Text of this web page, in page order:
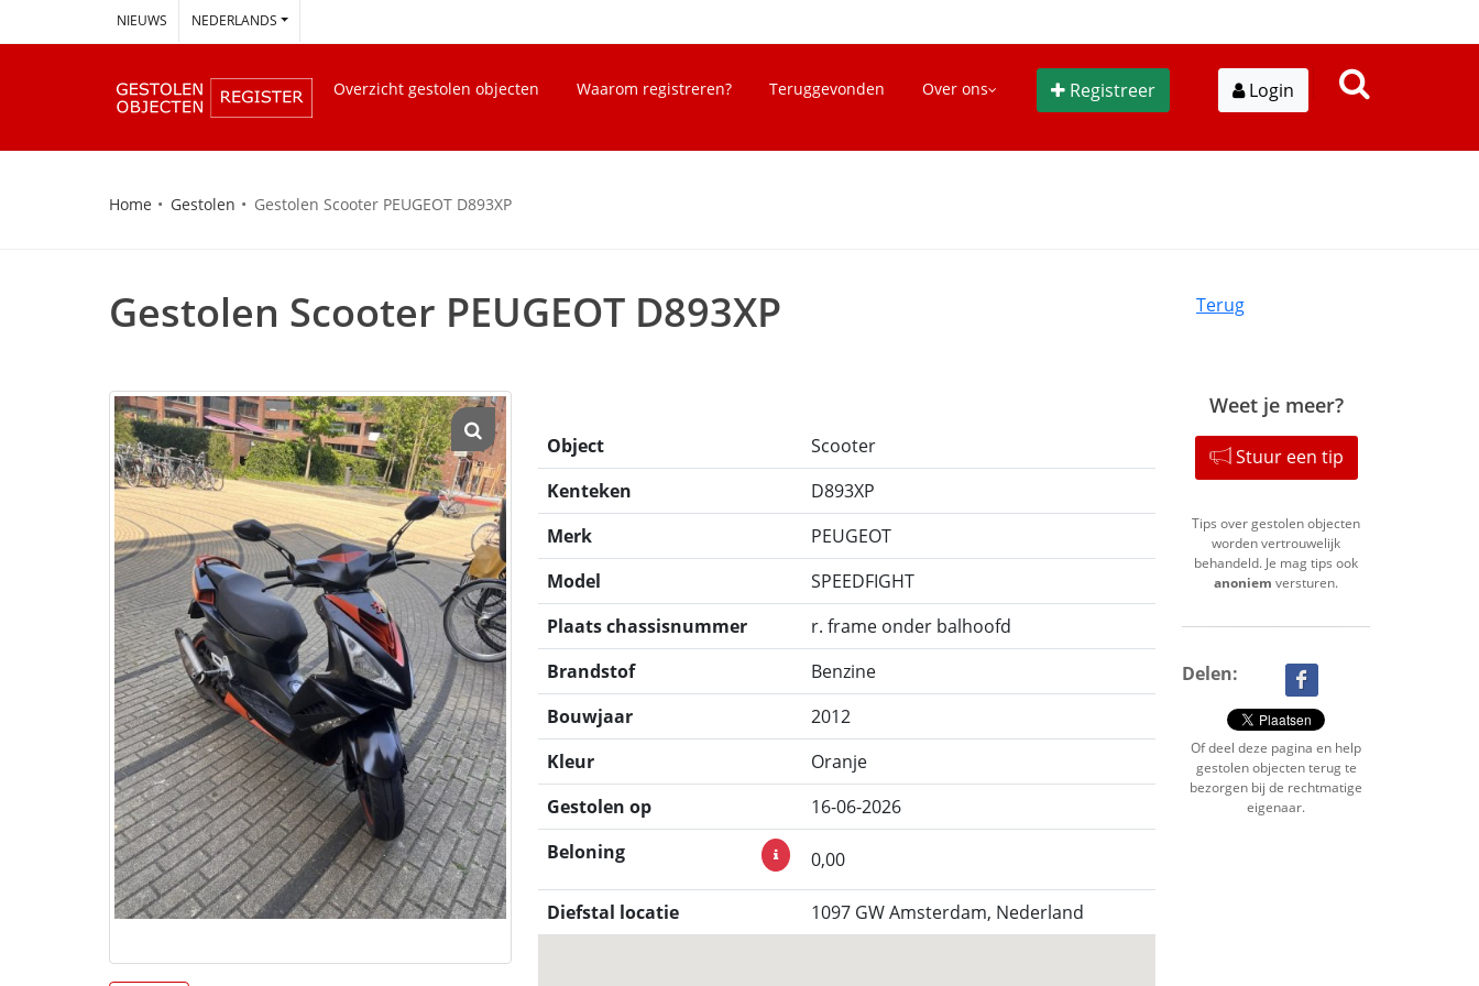
NIEUWS NEDERLANDS
Overzicht gestolen objecten Waarom registreren? Teruggevonden Over ons Registreer Login
Home Gestolen Gestolen Scooter PEUGEOT D893XP
Gestolen Scooter PEUGEOT D893XP Terug
Object
Scooter
Kenteken
D893XP
Merk
PEUGEOT
Model
SPEEDFIGHT
Plaats chassisnummer
r. frame onder balhoofd
Brandstof
Benzine
Bouwjaar
2012
Kleur
Oranje
Gestolen op
16-06-2026
Beloning
0,00
Diefstal locatie 1097 GW Amsterdam, Nederland
Weet je meer?
Stuur een tip
Tips over gestolen objecten
worden vertrouwelijk
behandeld. Je mag tips ook
anoniem versturen.
Delen:
Of deel deze pagina en help
gestolen objecten terug te
bezorgen bij de rechtmatige
eigenaar.